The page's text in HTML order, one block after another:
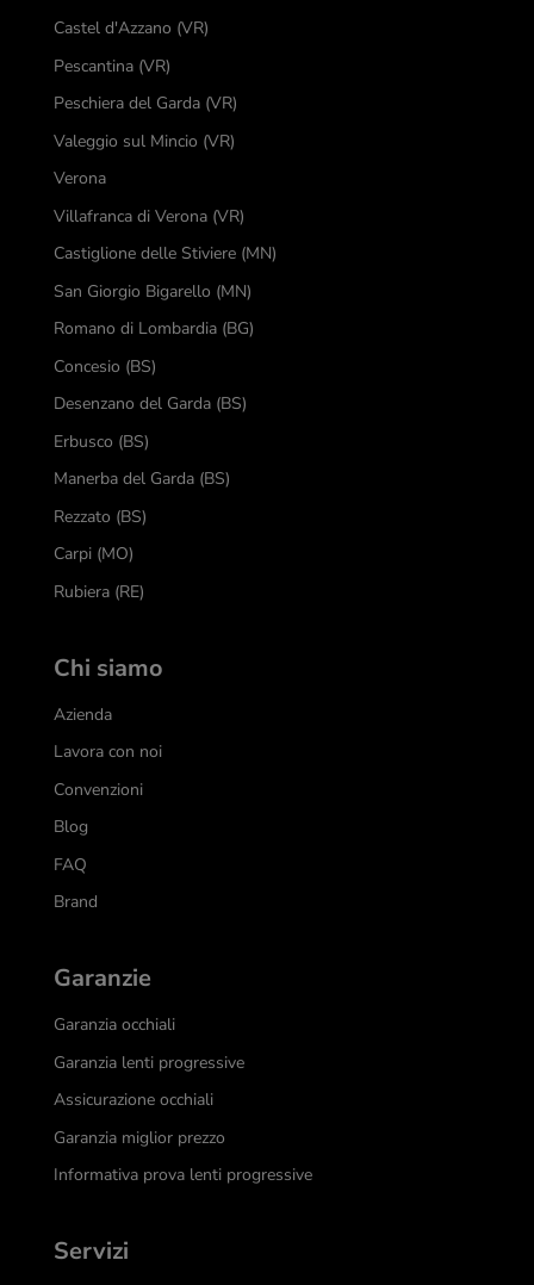
Castel d'Azzano (VR)
Pescantina (VR)
Peschiera del Garda (VR)
Valeggio sul Mincio (VR)
Verona
Villafranca di Verona (VR)
Castiglione delle Stiviere (MN)
San Giorgio Bigarello (MN)
Romano di Lombardia (BG)
Concesio (BS)
Desenzano del Garda (BS)
Erbusco (BS)
Manerba del Garda (BS)
Rezzato (BS)
Carpi (MO)
Rubiera (RE)
Chi siamo
Azienda
Lavora con noi
Convenzioni
Blog
FAQ
Brand
Garanzie
Garanzia occhiali
Garanzia lenti progressive
Assicurazione occhiali
Garanzia miglior prezzo
Informativa prova lenti progressive
Servizi